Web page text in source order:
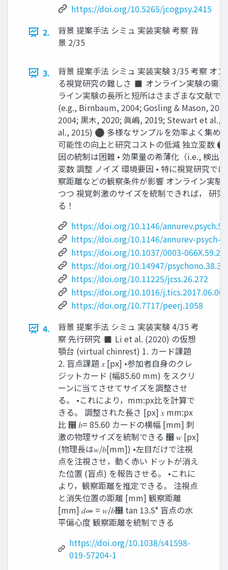
https://doi.org/10.5265/jcogpsy.2415
2.
背景 提案手法 シミュ 実装実験 考察 背
景 2/35
3.
背景 提案手法 シミュ 実装実験 3/35 考察 オ
る視覚研究の難しさ ◼ オンライン実験の需
ライン実験の長所と短所はさまざまな文献で
(e.g., Birnbaum, 2004; Gosling & Mason,
2004; 黒木, 2020; 眞嶋, 2019; Stewart et al.,
al., 2015) ⚫ 多様なサンプルを効率よく集め
可能性の向上と研究コストの低減 独立変数
因の統制は困難 • 効果量の希薄化（i.e., 検出
変数 調整 ノイズ 環境要因 • 特に視覚研究で
察距離などの観察条件が影響 オンライン実験
つつ 視覚刺激のサイズを統制できれば， 研
る！
https://doi.org/10.1146/
https://doi.org/10.1146/annurev-psych-
https://doi.org/10.1037/0003-
https://doi.org/10.14947/psychono.38.37
https://doi.org/10.11225/jcss.26.272
https://doi.org/10.1016/j.tics.2017.06.007
https://doi.org/10.7717/peerj.1058
4.
背景 提案手法 シミュ 実装実験 4/35 考
察 先行研究 ◼ Li et al. (2020) の仮想
顎台 (virtual chinrest) 1. カード課題
2. 盲点課題 𝑥 [px] •参加者自身のクレ
ジットカード (幅85.60 mm) をスクリ
ーンに当てさせてサイズを調整させ
る。 •これにより，mm:px比を計算で
きる。 調整された長さ [px] 𝑥 mm:px
比 ෠ 𝑏= 85.60 カードの横幅 [mm] 刺
激の物理サイズを統制できる ෠ 𝑤 [px]
(物理長は𝑤/𝑏[mm]) •左目だけで注視
点を注視させ，動く赤い ドットが消え
た位置 (盲点) を報告させる。 •これに
より，観察距離を推定できる。 注視点
と消失位置の距離 [mm] 観察距離
[mm] 𝑑መ = 𝑤/𝑏෠ tan 13.5° 盲点の水
平偏心度 観察距離を統制できる
https://doi.org/10.1038/s41598-
019-57204-1